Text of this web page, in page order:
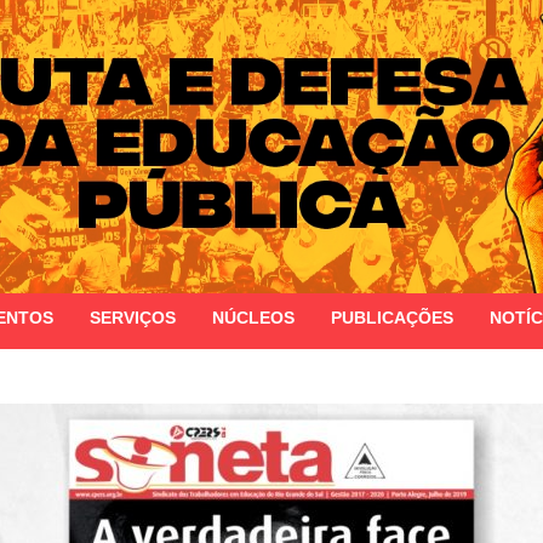
Estado do Rio Grande do Sul
SERVIÇOS NÚCLEOS PUBLICAÇÕES